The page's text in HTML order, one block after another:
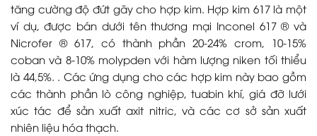
tăng cường độ đứt gãy cho hợp kim. Hợp kim 617 là một
ví dụ, được bán dưới tên thương mại Inconel 617 ® và
Nicrofer ® 617, có thành phần 20-24% crom, 10-15%
coban và 8-10% molypden với hàm lượng niken tối thiểu
là 44,5%. . Các ứng dụng cho các hợp kim này bao gồm
các thành phần lò công nghiệp, tuabin khí, giá đỡ lưới
xúc tác để sản xuất axit nitric, và các cơ sở sản xuất
nhiên liệu hóa thạch.